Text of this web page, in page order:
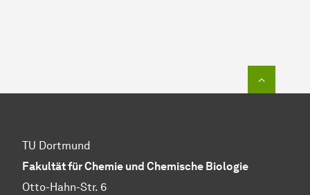
TU Dortmund
Fakultät für Chemie und Chemische Biologie
Otto-Hahn-Str. 6